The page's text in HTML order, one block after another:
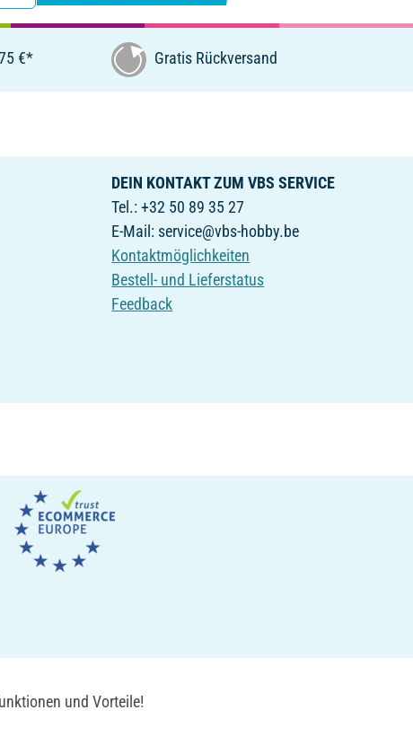
€* Gratis Rückversand
DEIN KONTAKT ZUM VBS SERVICE
Tel.: +32 50 89 35 27
E-Mail: service@vbs-hobby.be
Kontaktmöglichkeiten
Bestell- und Lieferstatus
Feedback
und Vorteile!